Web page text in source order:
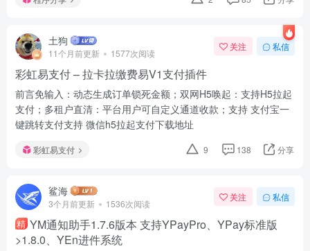
土狗
11个月前更新 1577次阅读
关注 私信
彩虹易支付 – 拉卡拉缴费易V1支付插件
前言免输入：动态生成订单锁死金额；双网H5唤起：支持H5拉起
支付；多租户直清：平台用户可自定义通道收款；支持 支付宝一
键跳转支付支持 微信h5拉起支付下载地址
彩虹易支付 9 138 分享
鲨海
3个月前更新 1536次阅读
关注 私信
精 YM通知助手1.7.6版本 支持YPayPro、YPay标准版
>1.8.0、YEn进件系统